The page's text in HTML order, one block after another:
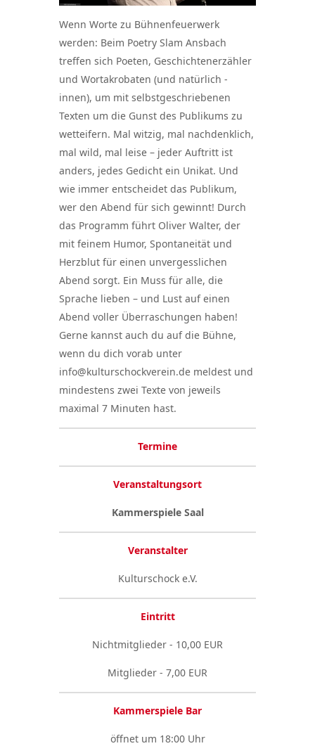
Wenn Worte zu Bühnenfeuerwerk
werden: Beim Poetry Slam Ansbach
treffen sich Poeten, Geschichtenerzähler
und Wortakrobaten (und natürlich -
innen), um mit selbstgeschriebenen
Texten um die Gunst des Publikums zu
wetteifern. Mal witzig, mal nachdenklich,
mal wild, mal leise – jeder Auftritt ist
anders, jedes Gedicht ein Unikat. Und
wie immer entscheidet das Publikum,
wer den Abend für sich gewinnt! Durch
das Programm führt Oliver Walter, der
mit feinem Humor, Spontaneität und
Herzblut für einen unvergesslichen
Abend sorgt. Ein Muss für alle, die
Sprache lieben – und Lust auf einen
Abend voller Überraschungen haben!
Gerne kannst auch du auf die Bühne,
wenn du dich vorab unter
info@kulturschockverein.de meldest und
mindestens zwei Texte von jeweils
maximal 7 Minuten hast.
Termine
Veranstaltungsort
Kammerspiele Saal
Veranstalter
Kulturschock e.V.
Eintritt
Nichtmitglieder - 10,00 EUR
Mitglieder - 7,00 EUR
Kammerspiele Bar
öffnet um 18:00 Uhr